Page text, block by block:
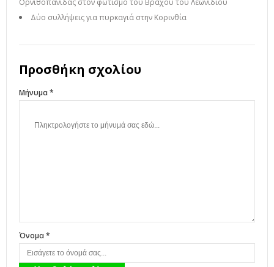
Ορνιθοπανίδας στον φωτισμό του Βράχου του Λεωνιδίου
Δύο συλλήψεις για πυρκαγιά στην Κορινθία
Προσθήκη σχολίου
Μήνυμα *
Όνομα *